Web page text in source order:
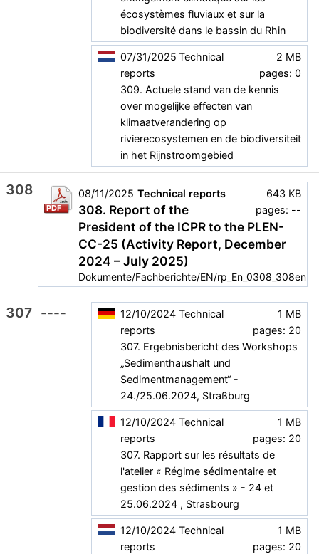
écosystèmes fluviaux et sur la
biodiversité dans le bassin du Rhin
2 MB
pages: 0
07/31/2025 Technical
reports
309. Actuele stand van de kennis
over mogelijke effecten van
klimaatverandering op
rivierecosystemen en de biodiversiteit
in het Rijnstroomgebied
308
PDF
643 KB
pages: --
08/11/2025 Technical reports
308. Report of the
President of the ICPR to the PLEN-
CC-25 (Activity Report, December
2024 – July 2025)
Dokumente/Fachberichte/EN/
307 ----
1 MB
pages: 20
12/10/2024 Technical
reports
307. Ergebnisbericht des Workshops
„Sedimenthaushalt und
Sedimentmanagement“ -
24./25.06.2024, Straßburg
1 MB
pages: 20
12/10/2024 Technical
reports
307. Rapport sur les résultats de
l'atelier « Régime sédimentaire et
gestion des sédiments » - 24 et
25.06.2024 , Strasbourg
1 MB
pages: 20
12/10/2024 Technical
reports